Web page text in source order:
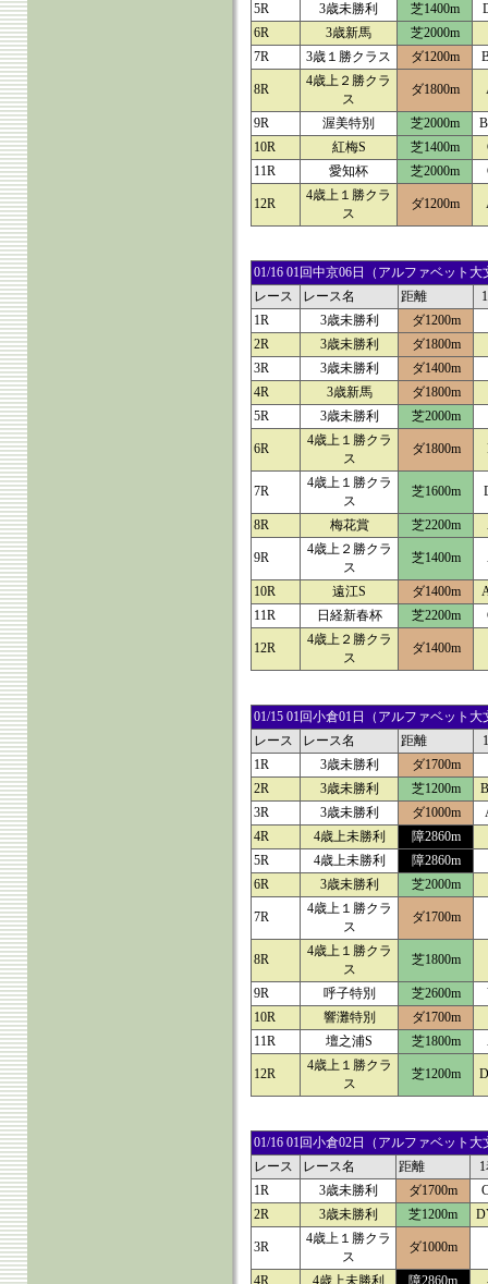
5R
3歳未勝利 芝1400m
6R
3歳新馬
芝2000m
7R
3歳１勝クラス ダ1200m
8R
4歳上２勝クラ
ス
ダ1800m
9R 渥美特別 芝2000m
10R
紅梅S 芝1400m
11R
愛知杯 芝2000m
12R
4歳上１勝クラ
ス
ダ1200m
01/16 01回中京06日（アルファベット
レース
レース名 距離
1R
3歳未勝利
ダ1200m
2R
3歳未勝利
ダ1800m
3R
3歳未勝利
ダ1400m
4R
3歳新馬
ダ1800m
5R
3歳未勝利 芝2000m
6R
4歳上１勝クラ
ス
ダ1800m
7R
4歳上１勝クラ
ス
芝1600m
8R 梅花賞 芝2200m
9R
4歳上２勝クラ
ス
芝1400m
10R 遠江S ダ1400m
11R
日経新春杯 芝2200m
12R
4歳上２勝クラ
ス
ダ1400m
01/15 01回小倉01日（アルファベット
レース
レース名 距離
1R
3歳未勝利
ダ1700m
2R
3歳未勝利 芝1200m
3R
3歳未勝利 ダ1000m
4R
4歳上未勝利
障2860m
5R
4歳上未勝利
障2860m
6R
3歳未勝利 芝2000m
7R
4歳上１勝クラ
ス
ダ1700m
8R
4歳上１勝クラ
ス
芝1800m
9R 呼子特別 芝2600m
10R
響灘特別 ダ1700m
11R
壇之浦S 芝1800m
12R
4歳上１勝クラ
ス
芝1200m
01/16 01回小倉02日（アルファベット
レース
レース名 距離
1R
3歳未勝利 ダ1700m
2R
3歳未勝利 芝1200m
3R
4歳上１勝クラ
ス
ダ1000m
4R 4歳上未勝利 障2860m